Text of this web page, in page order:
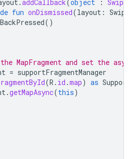
.addCallback(object :
fun onDismissed(layout :
()
MapFragment and set the
= supportFragmentManager
(R . id .map) as
.getMapAsync(this)